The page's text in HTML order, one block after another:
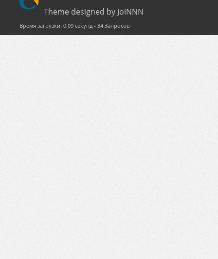
Theme designed by JoiNNN
Время загрузки: 0.09 секунд - 34 Запросов